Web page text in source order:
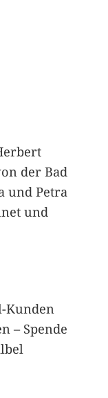
der Bad
und Petra
und
Kunden
– Spende